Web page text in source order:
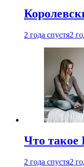
2 года спустя2
Что такое
2 года спустя2